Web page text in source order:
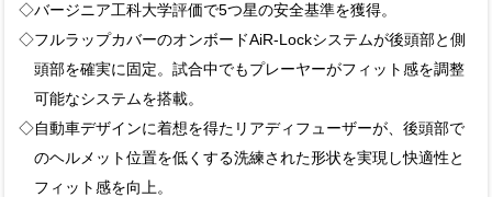
◇バージニア工科大学評価で5つ星の安全基準を獲得。
◇フルラップカバーのオンボードAiR-Lockシステムが後頭部と側
頭部を確実に固定。試合中でもプレーヤーがフィット感を調整
可能なシステムを搭載。
◇自動車デザインに着想を得たリアディフューザーが、後頭部で
のヘルメット位置を低くする洗練された形状を実現し快適性と
フィット感を向上。